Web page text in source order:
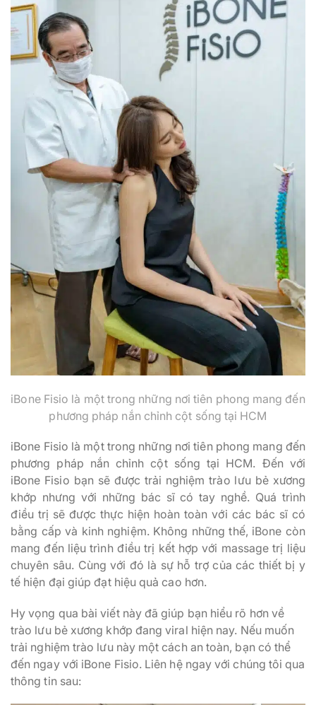
iBone Fisio là một trong những nơi tiên phong mang đến
phương pháp nắn chỉnh cột sống tại HCM
iBone Fisio là một trong những nơi tiên phong mang đến
phương pháp nắn chỉnh cột sống tại HCM. Đến với
iBone Fisio bạn sẽ được trải nghiệm trào lưu bẻ xương
khớp nhưng với những bác sĩ có tay nghề. Quá trình
điều trị sẽ được thực hiện hoàn toàn với các bác sĩ có
bằng cấp và kinh nghiệm. Không những thế, iBone còn
mang đến liệu trình điều trị kết hợp với massage trị liệu
chuyên sâu. Cùng với đó là sự hỗ trợ của các thiết bị y
tế hiện đại giúp đạt hiệu quả cao hơn.
Hy vọng qua bài viết này đã giúp bạn hiểu rõ hơn về
trào lưu bẻ xương khớp đang viral hiện nay. Nếu muốn
trải nghiệm trào lưu này một cách an toàn, bạn có thể
đến ngay với iBone Fisio. Liên hệ ngay với chúng tôi qua
thông tin sau: